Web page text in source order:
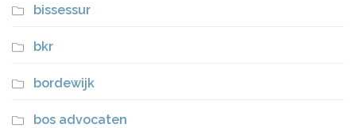
bissessur
bkr
bordewijk
bos advocaten